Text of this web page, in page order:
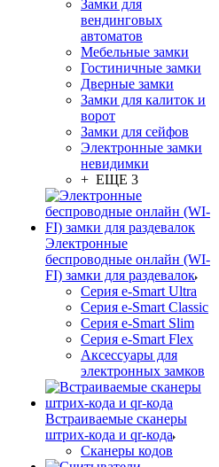
Замки для
вендинговых
автоматов
Мебельные замки
Гостиничные замки
Дверные замки
Замки для калиток и
ворот
Замки для сейфов
Электронные замки
невидимки
+ ЕЩЕ 3
Электронные
беспроводные онлайн (WI-
FI) замки для раздевалок
Серия e-Smart Ultra
Серия e-Smart Classic
Серия e-Smart Slim
Серия e-Smart Flex
Аксессуары для
электронных замков
Встраиваемые сканеры
штрих-кода и qr-кода
Сканеры кодов